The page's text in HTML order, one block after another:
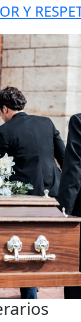
Y